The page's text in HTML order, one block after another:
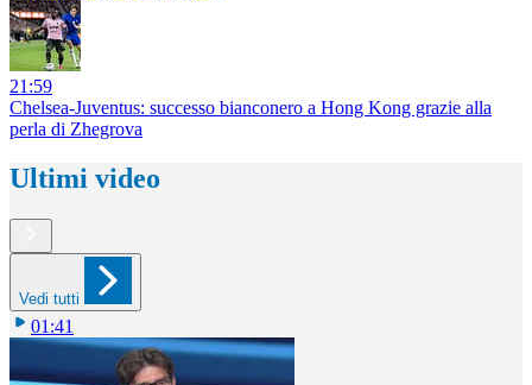
21:59
Chelsea-Juventus: successo bianconero a Hong Kong grazie alla
perla di Zhegrova
Ultimi video
Vedi tutti
01:41